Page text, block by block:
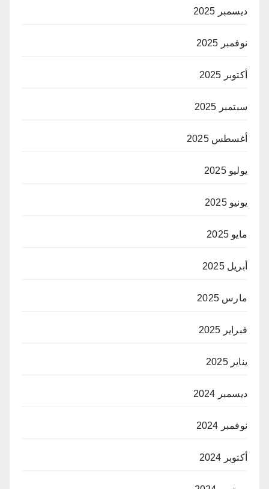
ديسمبر 2025
نوفمبر 2025
أكتوبر 2025
سبتمبر 2025
أغسطس 2025
يوليو 2025
يونيو 2025
مايو 2025
أبريل 2025
مارس 2025
فبراير 2025
يناير 2025
ديسمبر 2024
نوفمبر 2024
أكتوبر 2024